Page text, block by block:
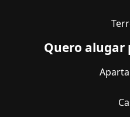
Quero alugar